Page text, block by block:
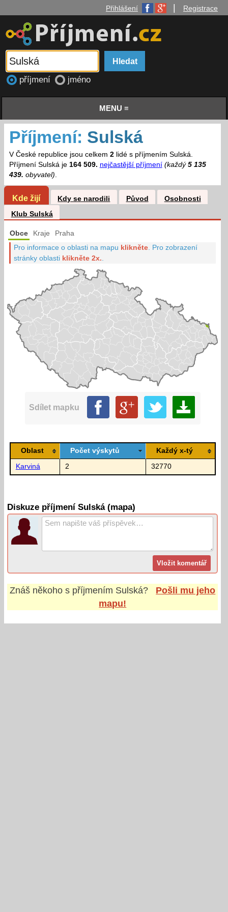
Přihlášení Registrace
příjmení jméno
MENU ≡
Příjmení: Sulská
V České republice jsou celkem 2lidé s příjmením Sulská.
Příjmení Sulská je 164 509. nejčastější příjmení (každý 5 135
439. obyvatel).
Kde žijí Kdy se narodili Původ
Osobnosti
Klub Sulská
Obce Kraje Praha
Pro informace o oblasti na mapu klikněte Pro zobrazení
stránky oblasti klikněte 2x.
Sdílet mapku
Oblast Počet výskytů Každý x-tý
Karviná 2 32770
Diskuze příjmení Sulská (mapa)
Znáš někoho s příjmením Sulská?
Pošli mu jeho
mapu!